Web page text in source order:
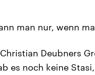
man nur, wenn
Christian Deubners
es noch keine